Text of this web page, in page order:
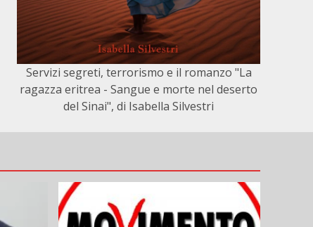
Servizi segreti, terrorismo e il romanzo "La
ragazza eritrea - Sangue e morte nel deserto
del Sinai", di Isabella Silvestri